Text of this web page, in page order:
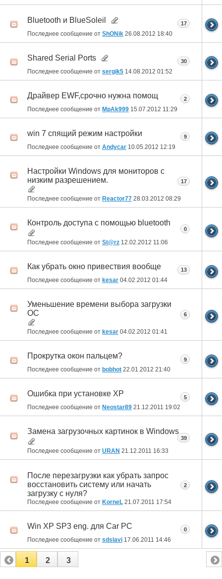
Bluetooth и BlueSoleil
Последнее сообщение от ShONik 26.08.2012 18:40
17
Shared Serial Ports
Последнее сообщение от sergik5 14.08.2012 01:52
30
Драйвер EWF,срочно нужна помощ
Последнее сообщение от MpAk999 15.07.2012 11:29
2
win 7 спящий режим настройки
Последнее сообщение от Andycar 10.05.2012 12:19
9
Настройки Windows для мониторов с
низким разрешением.
Последнее сообщение от Reactor77 28.03.2012 08:29
17
Контроль доступа с помощью bluetooth
Последнее сообщение от St@rz 12.02.2012 11:06
0
Как убрать окно привествия вообще
Последнее сообщение от kesar 04.02.2012 01:44
13
Уменьшение времени выбора загрузки
ОС
Последнее сообщение от kesar 04.02.2012 01:41
6
Прокрутка окон пальцем?
Последнее сообщение от bobhot 22.01.2012 21:40
9
Ошибка при установке XP
Последнее сообщение от Neostar89 21.12.2011 19:02
5
Замена загрузочных картинок в Windows
Последнее сообщение от URAN 21.12.2011 16:33
39
После перезагрузки как убрать запрос
восстановить систему или начать
загрузку с нуля?
Последнее сообщение от KorneL 21.07.2011 17:54
2
Win XP SP3 eng. для Car PC
Последнее сообщение от sdslavi 17.06.2011 14:46
0
1 2 3